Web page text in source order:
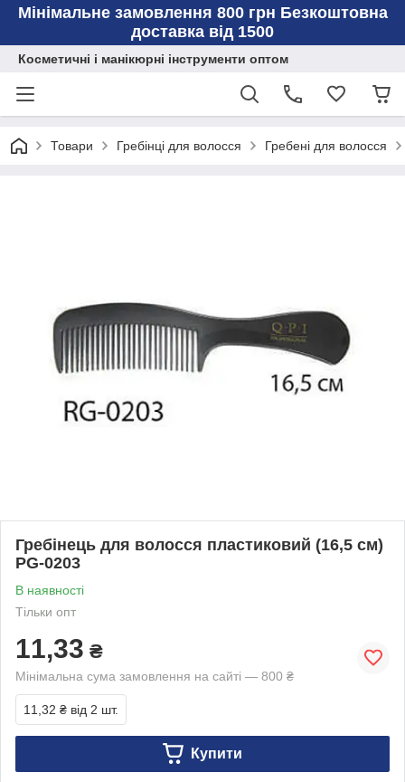
Мінімальне замовлення 800 грн Безкоштовна
доставка від 1500
Косметичні і манікюрні інструменти оптом
Товари Гребінці для волосся Гребені для волосся
Гребінець для волосся пластиковий (16,5 см)
PG-0203
В наявності
Тільки опт
11,33 ₴
Мінімальна сума замовлення на сайті — 800 ₴
11,32 ₴ від 2 шт.
Купити